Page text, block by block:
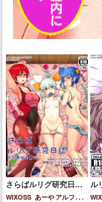
さらばルリグ研究日誌
平成最後の夏号
WIXOSS あーや アルフォ
ル
号